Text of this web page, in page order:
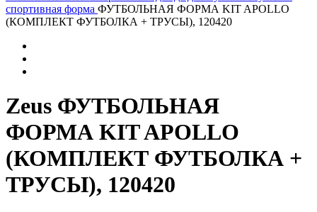
спортивная форма ФУТБОЛЬНАЯ ФОРМА KIT APOLLO
(КОМПЛЕКТ ФУТБОЛКА + ТРУСЫ), 120420
Zeus ФУТБОЛЬНАЯ
ФОРМА KIT APOLLO
(КОМПЛЕКТ ФУТБОЛКА +
ТРУСЫ), 120420